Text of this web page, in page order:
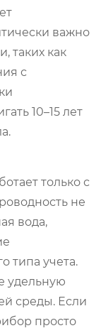
важно
таких как
с
10–15 лет
только с
не
вода,
типа учета.
удельную
среды. Если
просто